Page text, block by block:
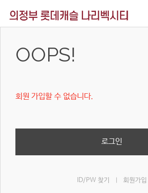
OOPS!
회원 가입할 수 없습니다.
로그인
ID/PW 찾기 회원가입